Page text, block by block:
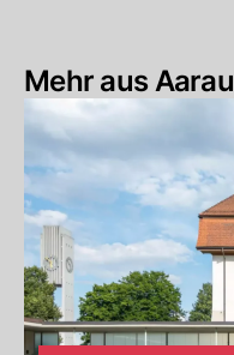
Mehr aus Aarau